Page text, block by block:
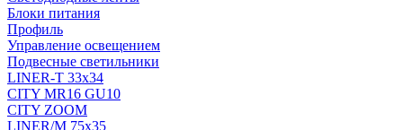
Блоки питания
Профиль
Управление освещением
Подвесные светильники
LINER-T 33x34
CITY MR16 GU10
CITY ZOOM
LINER/M 75х35